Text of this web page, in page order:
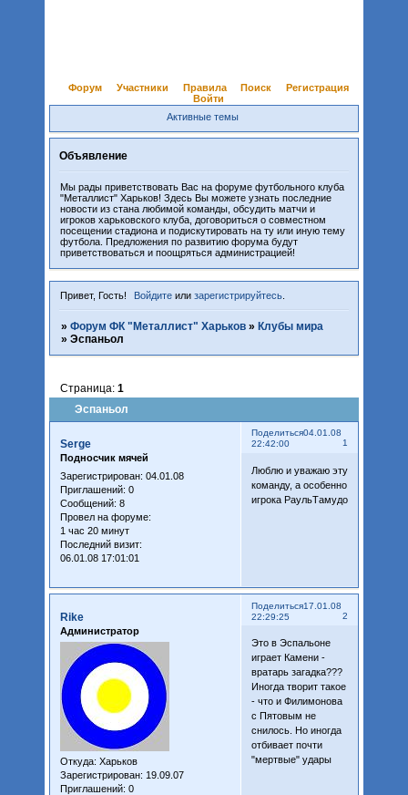
Форум Участники Правила Поиск
Регистрация
Войти
Активные темы
Объявление
Мы рады приветствовать Вас на форуме футбольного клуба
"Металлист" Харьков! Здесь Вы можете узнать последние
новости из стана любимой команды, обсудить матчи и
игроков харьковского клуба, договориться о совместном
посещении стадиона и подискутировать на ту или иную тему
футбола. Предложения по развитию форума будут
приветствоваться и поощряться администрацией!
Привет, Гость! Войдите илизарегистрируйтесь
» Форум ФК "Металлист" Харьков » Клубы мира
» Эспаньол
Эспаньол
Страница: 1
Поделиться
1
04.01.08
22:42:00
Serge
Подносчик мячей
Зарегистрирован: 04.01.08
Приглашений: 0
Сообщений: 8
Провел на форуме:
1 час 20 минут
Последний визит:
06.01.08 17:01:01
Люблю и уважаю эту
команду, а особенно
игрока РаульТамудо
Поделиться
2
17.01.08
22:29:25
Rike
Администратор
Откуда: Харьков
Зарегистрирован: 19.09.07
Приглашений: 0
Это в Эспальоне
играет Камени -
вратарь загадка???
Иногда творит такое
- что и Филимонова
с Пятовым не
снилось. Но иногда
отбивает почти
"мертвые" удары